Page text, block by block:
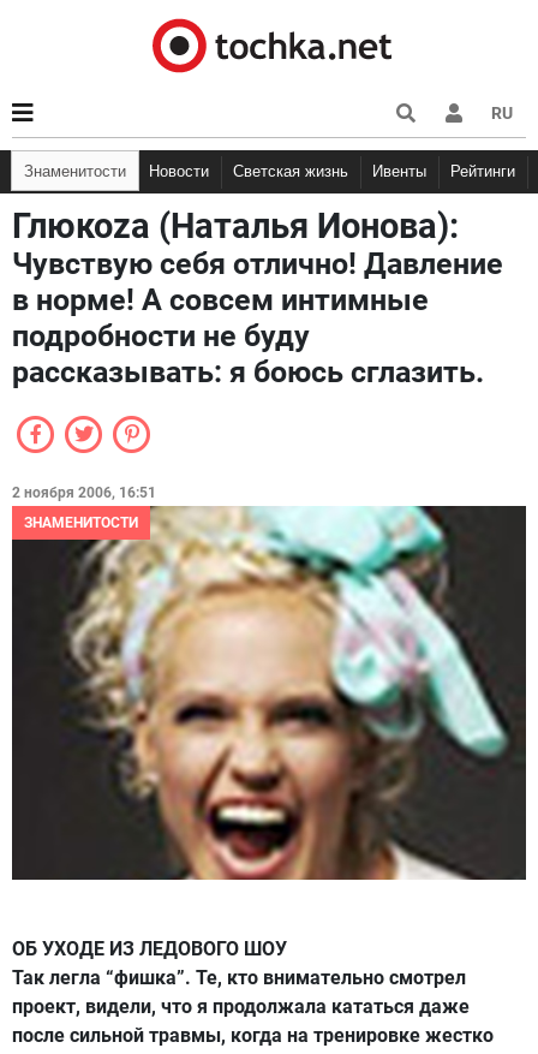
RU
Знаменитости Новости Светская жизнь Ивенты Рейтинги
Глюкоzа (Наталья Ионова):
Чувствую себя отлично! Давление
в норме! А совсем интимные
подробности не буду
рассказывать: я боюсь сглазить.
2 ноября 2006, 16:51
ЗНАМЕНИТОСТИ
ОБ УХОДЕ ИЗ ЛЕДОВОГО ШОУ
Так легла “фишка”. Те, кто внимательно смотрел
проект, видели, что я продолжала кататься даже
после сильной травмы, когда на тренировке жестко